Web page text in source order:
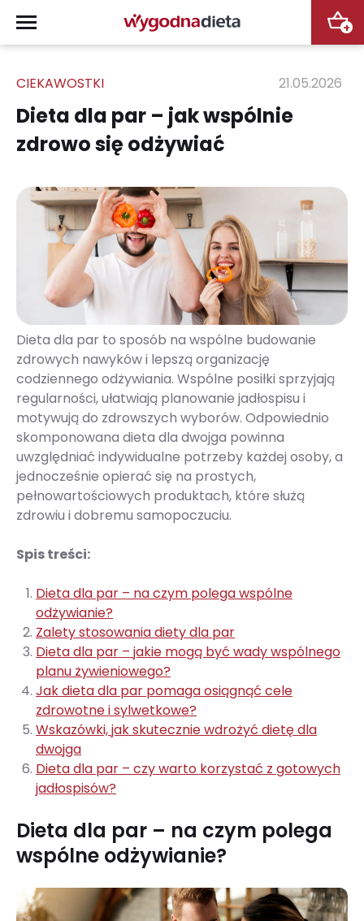
+
CIEKAWOSTKI 21.05.2026
Dieta dla par – jak wspólnie
zdrowo się odżywiać
Dieta dla par to sposób na wspólne budowanie
zdrowych nawyków i lepszą organizację
codziennego odżywiania. Wspólne posiłki sprzyjają
regularności, ułatwiają planowanie jadłospisu i
motywują do zdrowszych wyborów. Odpowiednio
skomponowana dieta dla dwojga powinna
uwzględniać indywidualne potrzeby każdej osoby, a
jednocześnie opierać się na prostych,
pełnowartościowych produktach, które służą
zdrowiu i dobremu samopoczuciu.
Spis treści:
Dieta dla par – na czym polega wspólne
odżywianie?
Zalety stosowania diety dla par
Dieta dla par – jakie mogą być wady wspólnego
planu żywieniowego?
Jak dieta dla par pomaga osiągnąć cele
zdrowotne i sylwetkowe?
Wskazówki, jak skutecznie wdrożyć dietę dla
dwojga
Dieta dla par – czy warto korzystać z gotowych
jadłospisów?
Dieta dla par – na czym polega
wspólne odżywianie?